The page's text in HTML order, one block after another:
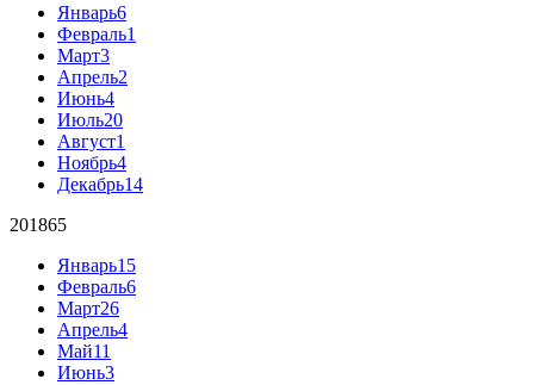
Январь6
Февраль1
Март3
Апрель2
Июнь4
Июль20
Август1
Ноябрь4
Декабрь14
201865
Январь15
Февраль6
Март26
Апрель4
Май11
Июнь3